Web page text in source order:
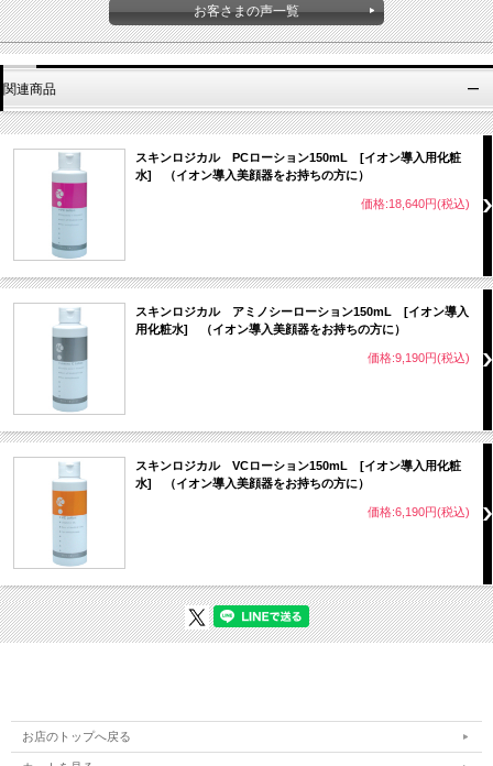
お客さまの声一覧
関連商品
スキンロジカル PCローション150mL [イオン導入用化粧
水] （イオン導入美顔器をお持ちの方に）
価格:18,640円(税込)
スキンロジカル アミノシーローション150mL [イオン導入
用化粧水] （イオン導入美顔器をお持ちの方に）
価格:9,190円(税込)
スキンロジカル VCローション150mL [イオン導入用化粧
水] （イオン導入美顔器をお持ちの方に）
価格:6,190円(税込)
お店のトップへ戻る